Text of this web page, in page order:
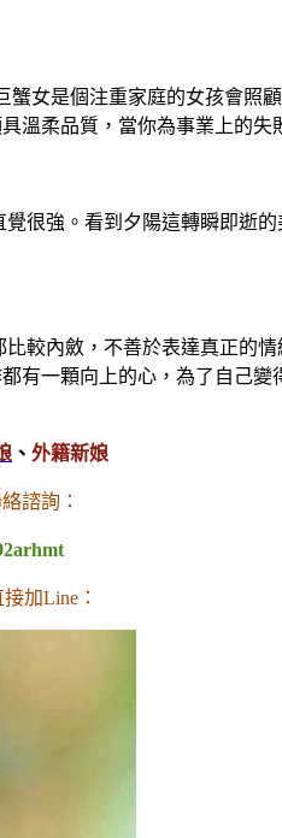
女是個注重家庭的女孩會照
溫柔品質，當你為事業上的失
很強。看到夕陽這轉瞬即逝
較內斂，不善於表達真正的
有一顆向上的心，為了自己
、 外籍新娘
諮詢：
加Line：